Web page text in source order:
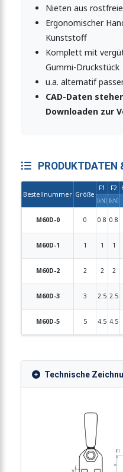
Nieten aus
Ergonomischer
Kunststoff
Komplett mit
Gummi-Druckstück
u.a. alternatif
CAD-Daten
Downloaden zur
PRODUKTDATEN
Bestellnummer Größe
F1 F2
[kN] [kN]
M60D-0 0 0.8 0.8
M60D-1 1 1 1
M60D-2 2 2 2
M60D-3 3 2.5 2.5
M60D-5 5 4.5 4.5
Technische